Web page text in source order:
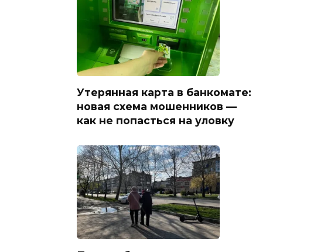
Утерянная карта в банкомате:
новая схема мошенников —
как не попасться на уловку